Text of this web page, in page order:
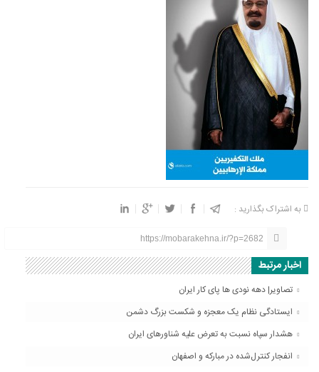
به اشتراک بگذارید :
https://mobarakehna.ir/?p=2682
اخبار مرتبط
تصاویر| دهه نودی ها پای کار ایران
ایستادگی نظام یک معجزه و شکست بزرگ دشمن
هشدار سپاه نسبت به تعرض علیه شناورهای ایران
انفجار کنترل‌شده در مبارکه و اصفهان